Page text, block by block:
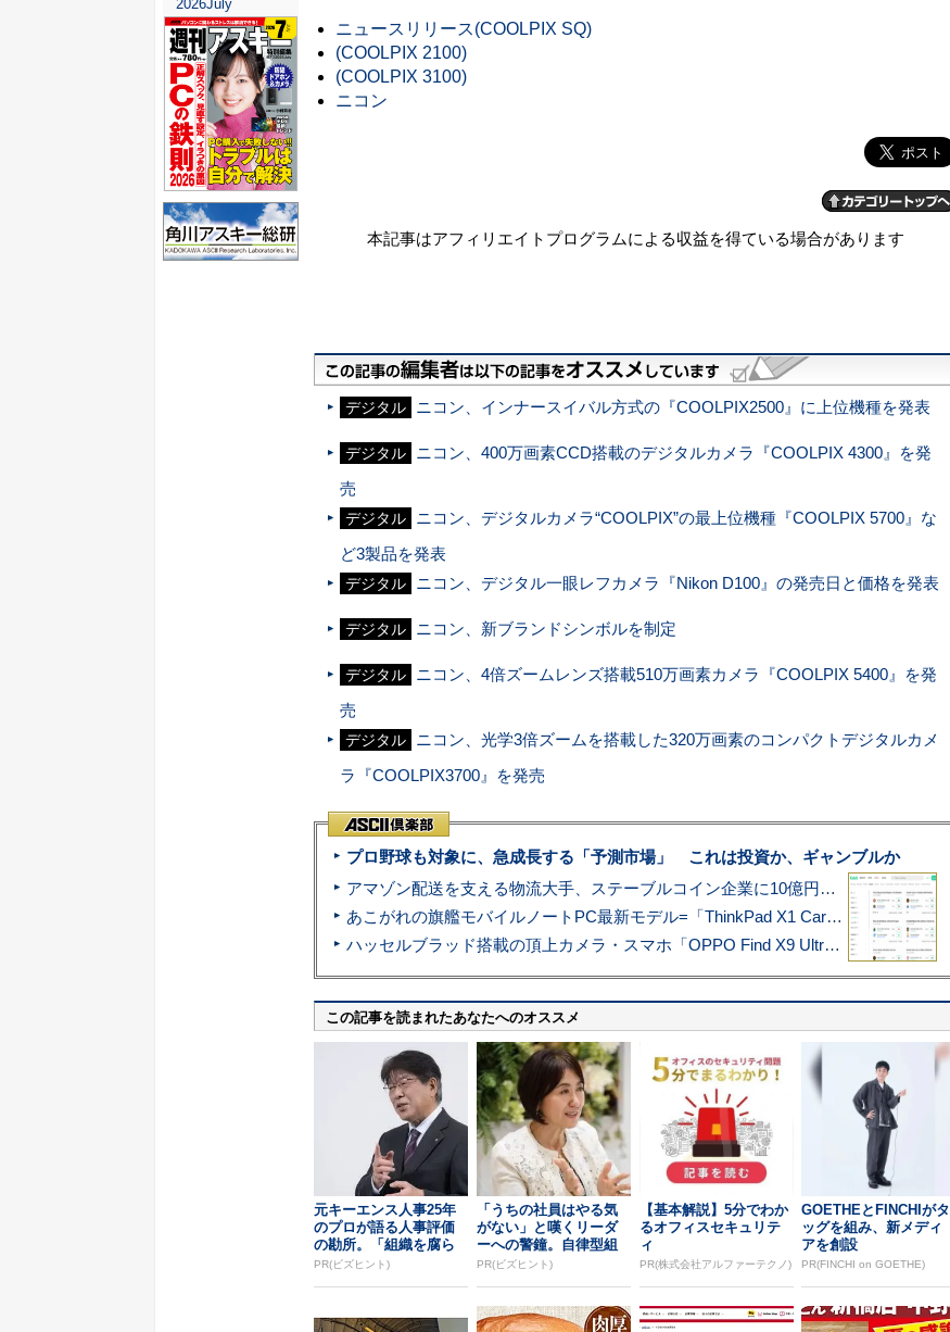
ニュースリリース(COOLPIX SQ)
(COOLPIX 2100)
(COOLPIX 3100)
ニコン
本記事はアフィリエイトプログラムによる収益を得ている場合があります
デジタル ニコン、インナースイバル方式の『COOLPIX2500』に上位機種を発表
デジタル
ニコン、400万画素CCD搭載のデジタルカメラ『COOLPIX 4300』を発
売
デジタル
ニコン、デジタルカメラ“COOLPIX”の最上位機種『COOLPIX 5700』な
ど3製品を発表
デジタル ニコン、デジタル一眼レフカメラ『Nikon D100』の発売日と価格を発表
デジタル ニコン、新ブランドシンボルを制定
デジタル
ニコン、4倍ズームレンズ搭載510万画素カメラ『COOLPIX 5400』を発
売
デジタル
ニコン、光学3倍ズームを搭載した320万画素のコンパクトデジタルカメ
ラ『COOLPIX3700』を発売
プロ野球も対象に、急成長する「予測市場」 これは投資か、ギャンブルか
アマゾン配送を支える物流大手、ステーブルコイン企業に10億円投資のワケ
あこがれの旗艦モバイルノートPC最新モデル=「ThinkPad X1 Carbon Gen 14 Aura Edition」実機レビュー
ハッセルブラッド搭載の頂上カメラ・スマホ「OPPO Find X9 Ultra」実写レビュー=プロが本気で徹底撮影しました!!
この記事を読まれたあなたへのオススメ
元キーエンス人事25年
のプロが語る人事評価
の勘所。「組織を腐ら
せるNG評価」とは...
PR(ビズヒント)
「うちの社員はやる気
がない」と嘆くリーダ
ーへの警鐘。自律型組
織をつくる前に外せな...
PR(ビズヒント)
【基本解説】5分でわか
るオフィスセキュリテ
ィ
PR(株式会社アルファーテクノ)
GOETHEとFINCHIがタ
ッグを組み、新メディ
アを創設
PR(FINCHI on GOETHE)
2026July